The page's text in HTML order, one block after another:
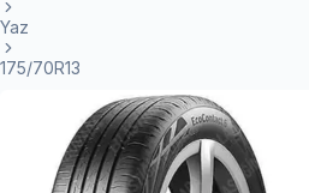
Yaz
175/70R13